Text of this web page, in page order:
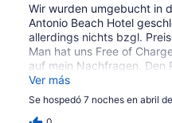
Wir wurden umgebucht in
Antonio Beach Hotel
allerdings nichts bzgl.
Man hat uns Free of
auf mein Nachfragen. Den
selbst bezahlen. Das Filao
Unterkunft, welche uns
sensationelles Essen, sehr
Ver más
Se hospedó 7 noches en abril